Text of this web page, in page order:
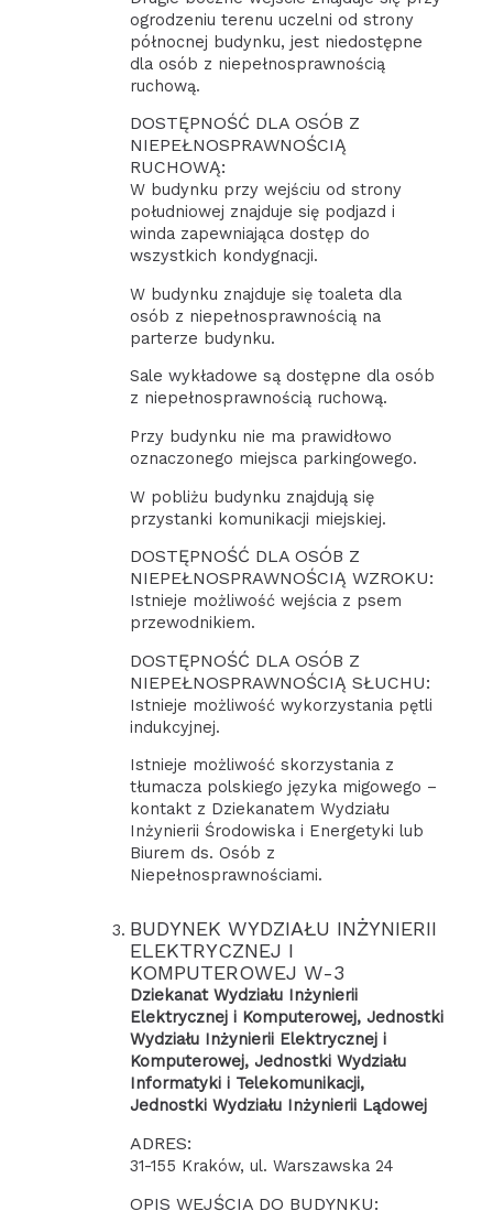
ogrodzeniu terenu uczelni od strony
północnej budynku, jest niedostępne
dla osób z niepełnosprawnością
ruchową.
DOSTĘPNOŚĆ DLA OSÓB Z
NIEPEŁNOSPRAWNOŚCIĄ
RUCHOWĄ:
W budynku przy wejściu od strony
południowej znajduje się podjazd i
winda zapewniająca dostęp do
wszystkich kondygnacji.
W budynku znajduje się toaleta dla
osób z niepełnosprawnością na
parterze budynku.
Sale wykładowe są dostępne dla osób
z niepełnosprawnością ruchową.
Przy budynku nie ma prawidłowo
oznaczonego miejsca parkingowego.
W pobliżu budynku znajdują się
przystanki komunikacji miejskiej.
DOSTĘPNOŚĆ DLA OSÓB Z
NIEPEŁNOSPRAWNOŚCIĄ WZROKU:
Istnieje możliwość wejścia z psem
przewodnikiem.
DOSTĘPNOŚĆ DLA OSÓB Z
NIEPEŁNOSPRAWNOŚCIĄ SŁUCHU:
Istnieje możliwość wykorzystania pętli
indukcyjnej.
Istnieje możliwość skorzystania z
tłumacza polskiego języka migowego –
kontakt z Dziekanatem Wydziału
Inżynierii Środowiska i Energetyki lub
Biurem ds. Osób z
Niepełnosprawnościami.
BUDYNEK WYDZIAŁU INŻYNIERII
ELEKTRYCZNEJ I
KOMPUTEROWEJ W-3
Dziekanat Wydziału Inżynierii
Elektrycznej i Komputerowej, Jednostki
Wydziału Inżynierii Elektrycznej i
Komputerowej, Jednostki Wydziału
Informatyki i Telekomunikacji,
Jednostki Wydziału Inżynierii Lądowej
ADRES:
31-155 Kraków, ul. Warszawska 24
OPIS WEJŚCIA DO BUDYNKU: